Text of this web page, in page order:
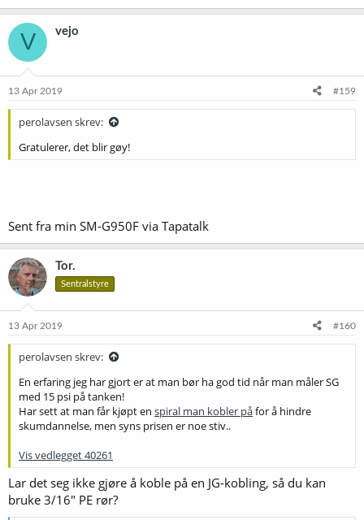
V vejo
13 Apr 2019 #159
perolavsen skrev:
Gratulerer, det blir gøy!
Sent fra min SM-G950F via Tapatalk
Tor.
Sentralstyre
13 Apr 2019 #160
perolavsen skrev:
En erfaring jeg har gjort er at man bør ha god tid når man måler SG
med 15 psi på tanken!
Har sett at man får kjøpt en spiral man kobler påfor å hindre
skumdannelse, men syns prisen er noe stiv..
Vis vedlegget 40261
Lar det seg ikke gjøre å koble på en JG-kobling, så du kan
bruke 3/16" PE rør?